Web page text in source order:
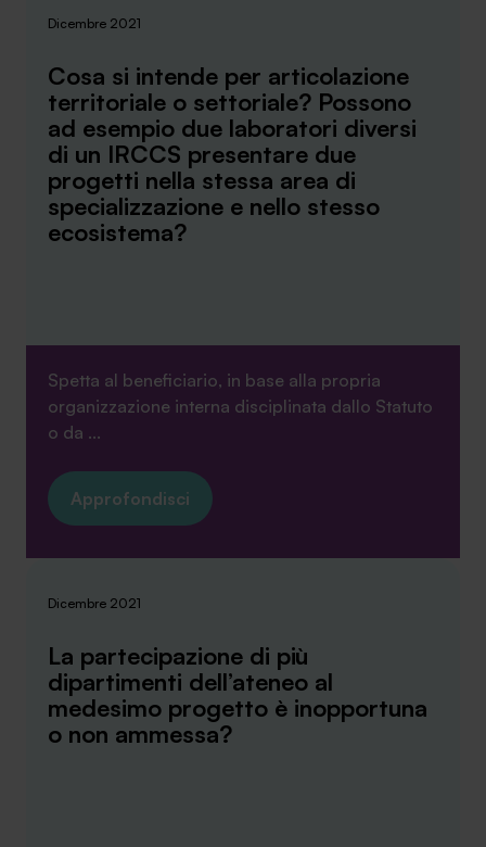
Dicembre 2021
Cosa si intende per articolazione
territoriale o settoriale? Possono
ad esempio due laboratori diversi
di un IRCCS presentare due
progetti nella stessa area di
specializzazione e nello stesso
ecosistema?
Spetta al beneficiario, in base alla propria
organizzazione interna disciplinata dallo Statuto
o da ...
Approfondisci
Dicembre 2021
La partecipazione di più
dipartimenti dell’ateneo al
medesimo progetto è inopportuna
o non ammessa?